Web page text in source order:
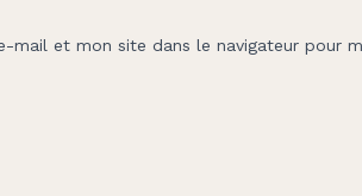
mail et mon site dans le navigateur pour